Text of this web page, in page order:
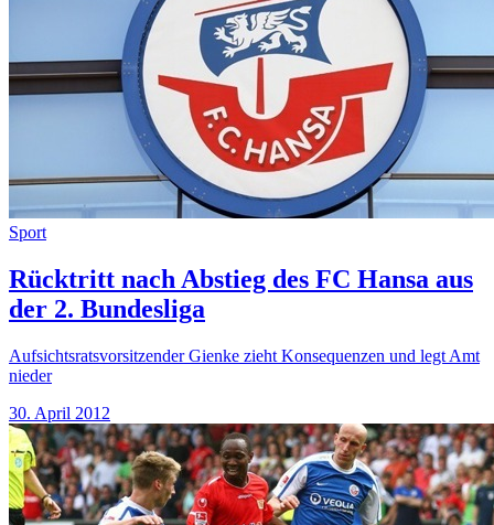
Sport
Rücktritt nach Abstieg des FC Hansa aus
der 2. Bundesliga
Aufsichtsratsvorsitzender Gienke zieht Konsequenzen und legt Amt
nieder
30. April 2012